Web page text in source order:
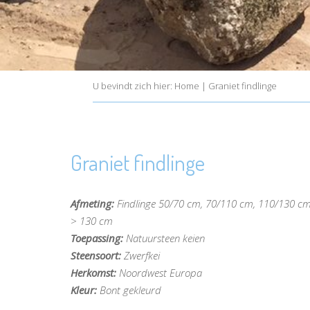
U bevindt zich hier: Home | Graniet findlinge
Graniet findlinge
Afmeting: Findlinge 50/70 cm, 70/110 cm, 110/130
> 130 cm
Toepassing: Natuursteen keien
Steensoort: Zwerfkei
Herkomst: Noordwest Europa
Kleur: Bont gekleurd